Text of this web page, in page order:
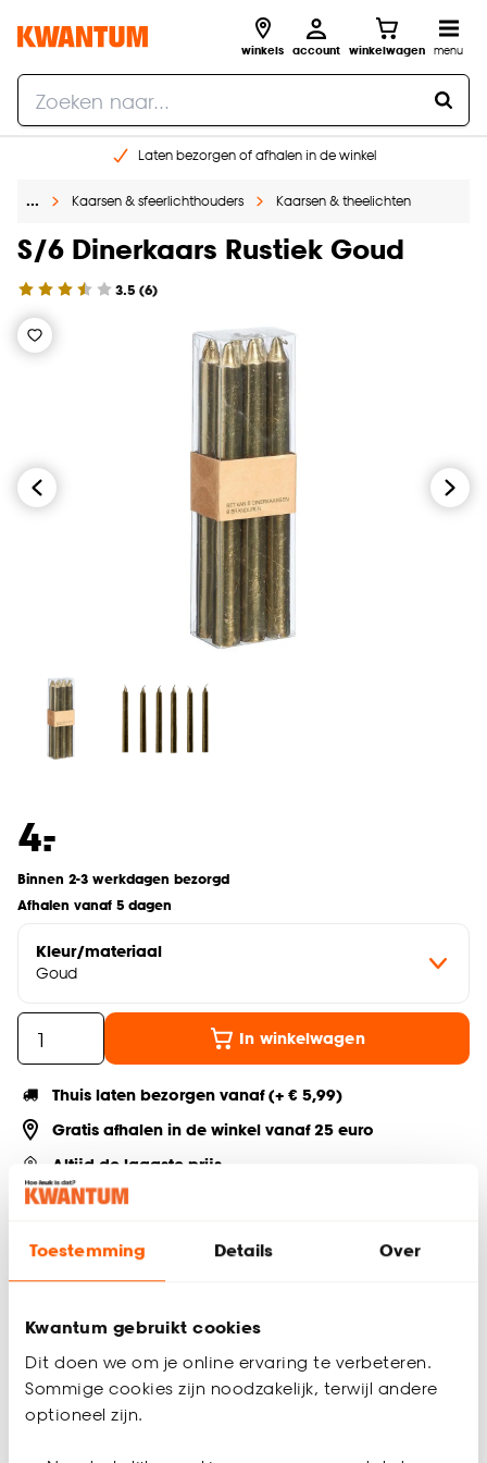
Toestemming Details Over
Kwantum gebruikt cookies
Dit doen we om je online ervaring te verbeteren.
Sommige cookies zijn noodzakelijk, terwijl andere
optioneel zijn.
winkels account winkelwagen menu
Laten bezorgen of afhalen in de winkel
Gratis raam advies en inmeten aan huis
… Kaarsen & sfeerlichthouders Kaarsen & theelichten
S/6 Dinerkaars Rustiek Goud
3.5 (6)
4.
-
Binnen 2-3 werkdagen bezorgd
Afhalen vanaf 5 dagen
Kleur/materiaal
Goud
In winkelwagen
Thuis laten bezorgen vanaf (+ € 5,99)
Gratis afhalen in de winkel vanaf 25 euro
Altijd de laagste prijs
Productomschrijving
Dinerkaarsen rustiek met gouden kleur. 6 stuks. 20 cm hoog.
Productspecificaties